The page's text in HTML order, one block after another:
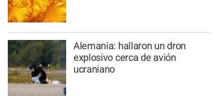
Alemania: hallaron un dron
explosivo cerca de avión
ucraniano